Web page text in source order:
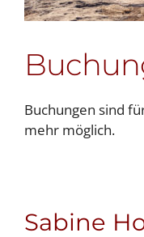
Buchungen sind
mehr möglich.
Sabine